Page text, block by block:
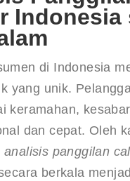
Indonesia
di Indonesia
yang unik.
keramahan,
dan cepat. Oleh
analisis panggilan
berkala